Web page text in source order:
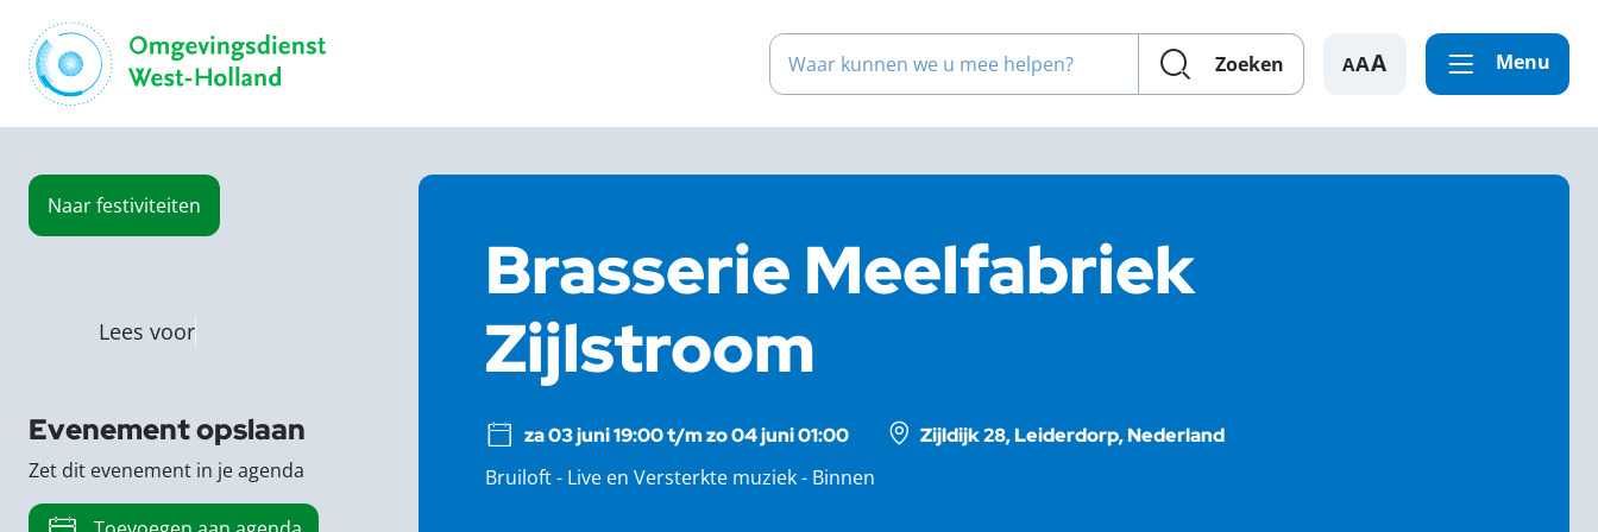
Waar kunnen we u mee helpen?
Zoeken A Menu
Naarfestiviteiten
Brasserie Meelfabriek
Zijlstroom
za 03 juni 19:00 t/m zo 04 juni 01:00
Zijldijk 28, Leiderdorp, Nederland
Bruiloft - Live en Versterkte muziek - Binnen
Lees voor
Evenement opslaan
Zet dit evenement in je agenda